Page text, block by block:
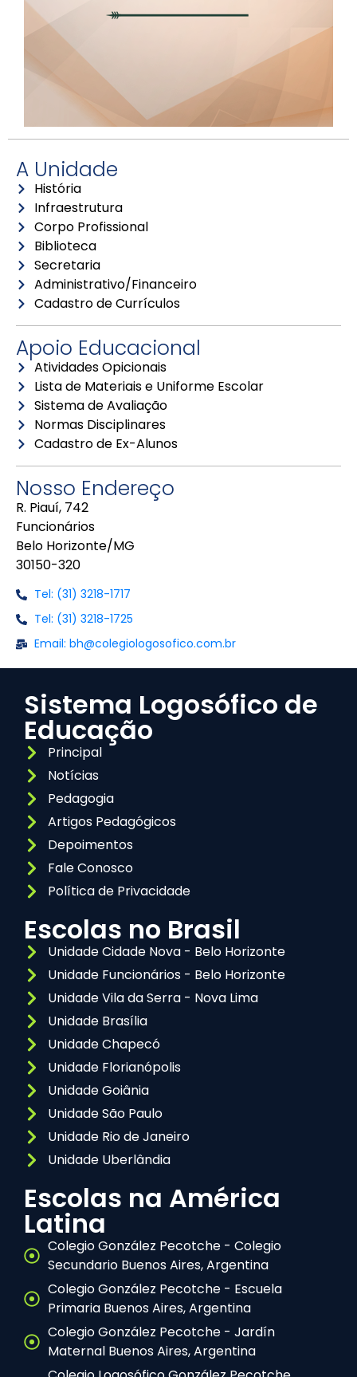
A Unidade
História
Infraestrutura
Corpo Profissional
Biblioteca
Secretaria
Administrativo/Financeiro
Cadastro de Currículos
Apoio Educacional
Atividades Opicionais
Lista de Materiais e Uniforme Escolar
Sistema de Avaliação
Normas Disciplinares
Cadastro de Ex-Alunos
Nosso Endereço
R. Piauí, 742
Funcionários
Belo Horizonte/MG
30150-320
Tel: (31) 3218-1717
Tel: (31) 3218-1725
Email: bh@colegiologosofico.com.br
Sistema Logosófico de
Educação
Principal
Notícias
Pedagogia
Artigos Pedagógicos
Depoimentos
Fale Conosco
Política de Privacidade
Escolas no Brasil
Unidade Cidade Nova - Belo Horizonte
Unidade Funcionários - Belo Horizonte
Unidade Vila da Serra - Nova Lima
Unidade Brasília
Unidade Chapecó
Unidade Florianópolis
Unidade Goiânia
Unidade São Paulo
Unidade Rio de Janeiro
Unidade Uberlândia
Escolas na América
Latina
Colegio González Pecotche - Colegio
Secundario Buenos Aires, Argentina
Colegio González Pecotche - Escuela
Primaria Buenos Aires, Argentina
Colegio González Pecotche - Jardín
Maternal Buenos Aires, Argentina